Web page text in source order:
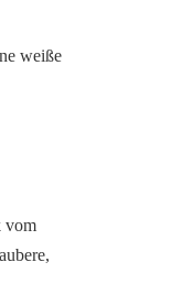
weiße
vom